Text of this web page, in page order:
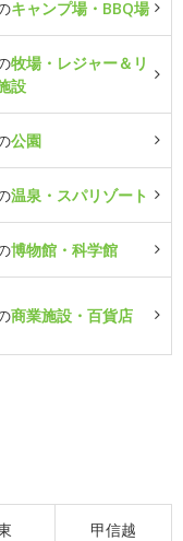
キャンプ場・BBQ場
牧場・レジャー＆リ
設
公園
温泉・スパリゾート
博物館・科学館
商業施設・百貨店
甲信越